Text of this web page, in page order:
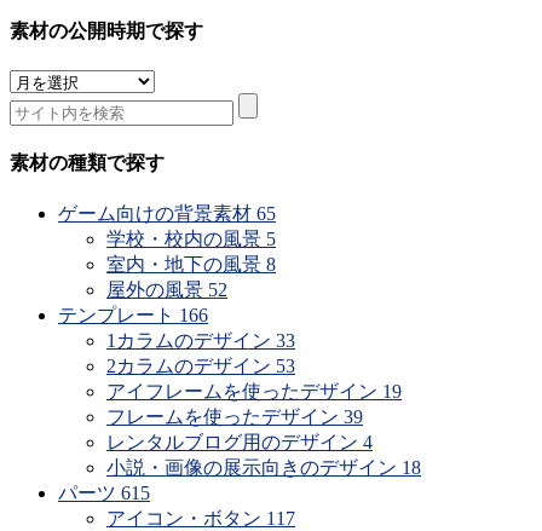
素材の公開時期で探す
素
材
の
公
素材の種類で探す
ゲーム向けの背景素材 65
学校・校内の風景 5
室内・地下の風景 8
屋外の風景 52
テンプレート 166
1カラムのデザイン 33
2カラムのデザイン 53
アイフレームを使ったデザイン 19
フレームを使ったデザイン 39
レンタルブログ用のデザイン 4
小説・画像の展示向きのデザイン 18
パーツ 615
アイコン・ボタン 117